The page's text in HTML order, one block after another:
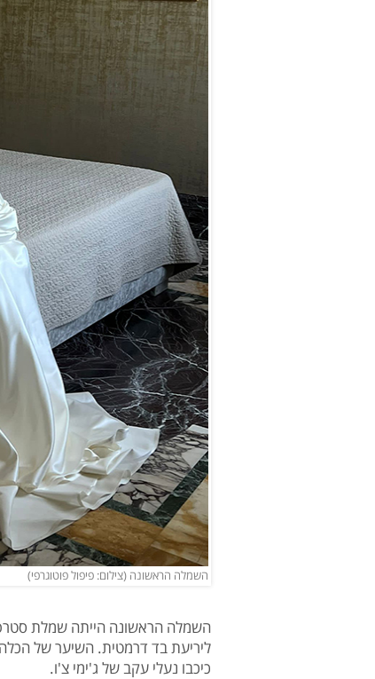
השמלה הראשונה (צילום: פיפול פוטוגרפי)
השמלה הראשונה הייתה שמלת
ליריעת בד דרמטית. השיער של הכלה
כיכבו נעלי עקב של ג'ימי צ'ו.